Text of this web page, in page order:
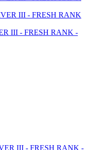
III - FRESH RANK -